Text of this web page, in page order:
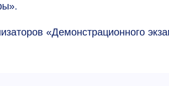
«Демонстрационного